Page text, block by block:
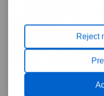
Reject
Fundacja Roberta
młodych ludzi w wieku 16-24
Ogólnopolskiego Festiwalu